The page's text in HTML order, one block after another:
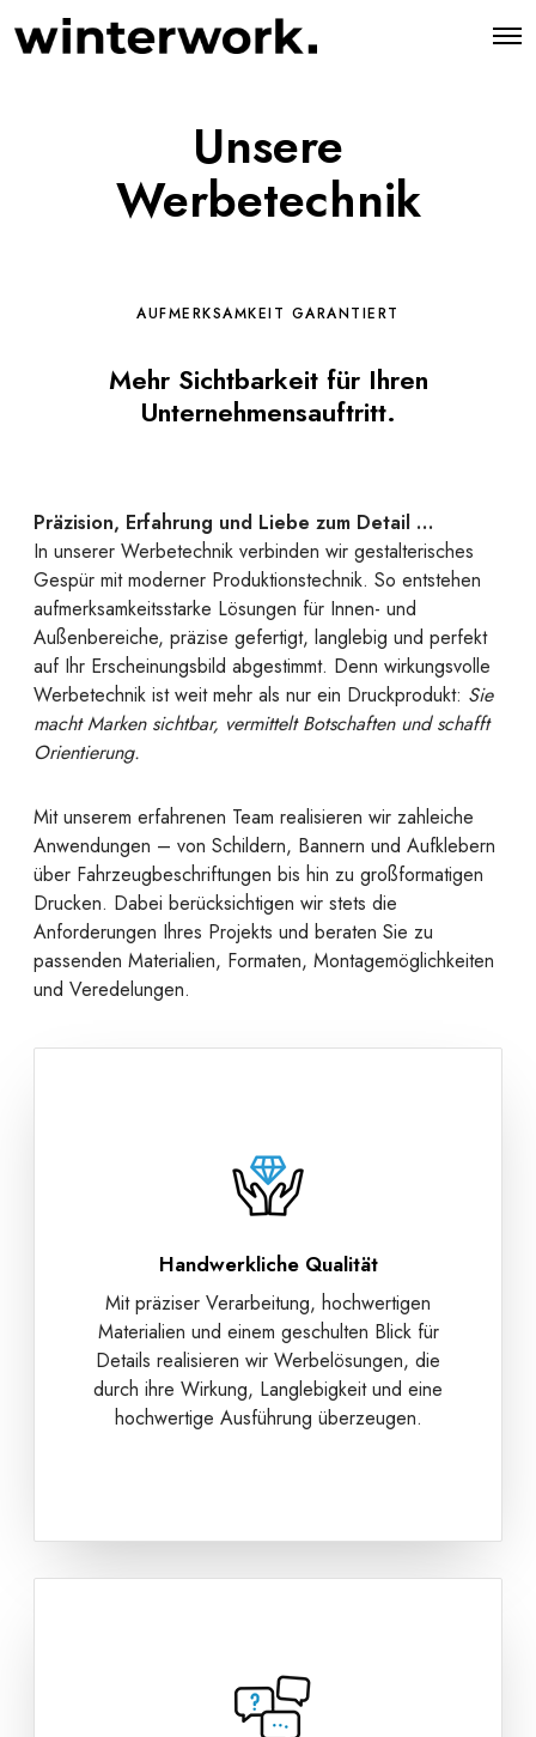
O
Unsere
Werbetechnik
AUFMERKSAMKEIT GARANTIERT
Mehr Sichtbarkeit für Ihren
Unternehmensauftritt.
Präzision, Erfahrung und Liebe zum Detail …
In unserer Werbetechnik verbinden wir gestalterisches
Gespür mit moderner Produktionstechnik. So entstehen
aufmerksamkeitsstarke Lösungen für Innen- und
Außenbereiche, präzise gefertigt, langlebig und perfekt
auf Ihr Erscheinungsbild abgestimmt. Denn wirkungsvolle
Werbetechnik ist weit mehr als nur ein Druckprodukt: Sie
macht Marken sichtbar, vermittelt Botschaften und schafft
Orientierung.
Mit unserem erfahrenen Team realisieren wir zahleiche
Anwendungen – von Schildern, Bannern und Aufklebern
über Fahrzeugbeschriftungen bis hin zu großformatigen
Drucken. Dabei berücksichtigen wir stets die
Anforderungen Ihres Projekts und beraten Sie zu
passenden Materialien, Formaten, Montagemöglichkeiten
und Veredelungen.
Handwerkliche Qualität
Mit präziser Verarbeitung, hochwertigen
Materialien und einem geschulten Blick für
Details realisieren wir Werbelösungen, die
durch ihre Wirkung, Langlebigkeit und eine
hochwertige Ausführung überzeugen.